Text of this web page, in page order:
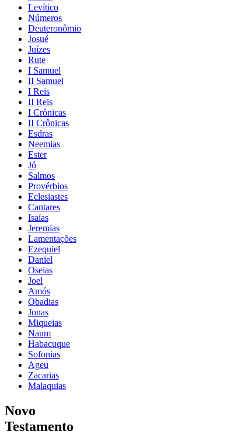
Levítico
Números
Deuteronômio
Josué
Juízes
Rute
I Samuel
II Samuel
I Reis
II Reis
I Crônicas
II Crônicas
Esdras
Neemias
Ester
Jó
Salmos
Provérbios
Eclesiastes
Cantares
Isaías
Jeremias
Lamentações
Ezequiel
Daniel
Oseias
Joel
Amós
Obadias
Jonas
Miqueias
Naum
Habacuque
Sofonias
Ageu
Zacarias
Malaquias
Novo
Testamento